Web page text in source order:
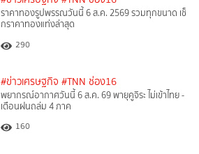
ราคาทองรูปพรรณวันนี้ 6 ส.ค. 2569 รวมทุกขนาด เช็
กราคาทองแท่งล่าสุด
290
#ข่าวเศรษฐกิจ #TNN ช่อง16
พยากรณ์อากาศวันนี้ 6 ส.ค. 69 พายุคูจิระ ไม่เข้าไทย -
เตือนฝนถล่ม 4 ภาค
160